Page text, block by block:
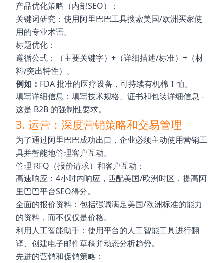
产品优化策略（内部SEO）：
关键词研究：使用阿里巴巴工具搜索美国/欧洲买家使
用的专业术语。
标题优化：
遵循公式：（主要关键字）+（详细描述/标准）+（材
料/突出特性）。
例如： FDA 批准的医疗设备，可持续有机棉 T 恤。
填写详细信息：填写技术规格、证书和包装详细信息 -
这是 B2B 的强制性要求。
3. 运营：深度营销策略和交易管理
为了通过阿里巴巴成功出口，企业必须主动使用营销工
具并智能地管理客户互动。
管理 RFQ（报价请求）和客户互动：
高速响应：4小时内响应，匹配美国/欧洲时区，提高阿
里巴巴平台SEO得分。
全面的报价资料：包括强调满足美国/欧洲标准的能力
的资料，而不仅仅是价格。
利用人工智能助手：使用平台的人工智能工具进行翻
译、创建电子邮件草稿并动态分析趋势。
先进的营销和促销策略：